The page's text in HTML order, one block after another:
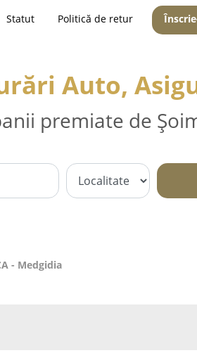
Statut Politică de retur
Auto,
premiate de
- Medgidia